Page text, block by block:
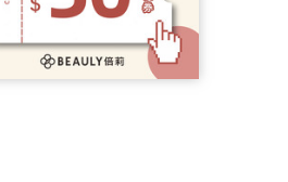
木精華與
密結